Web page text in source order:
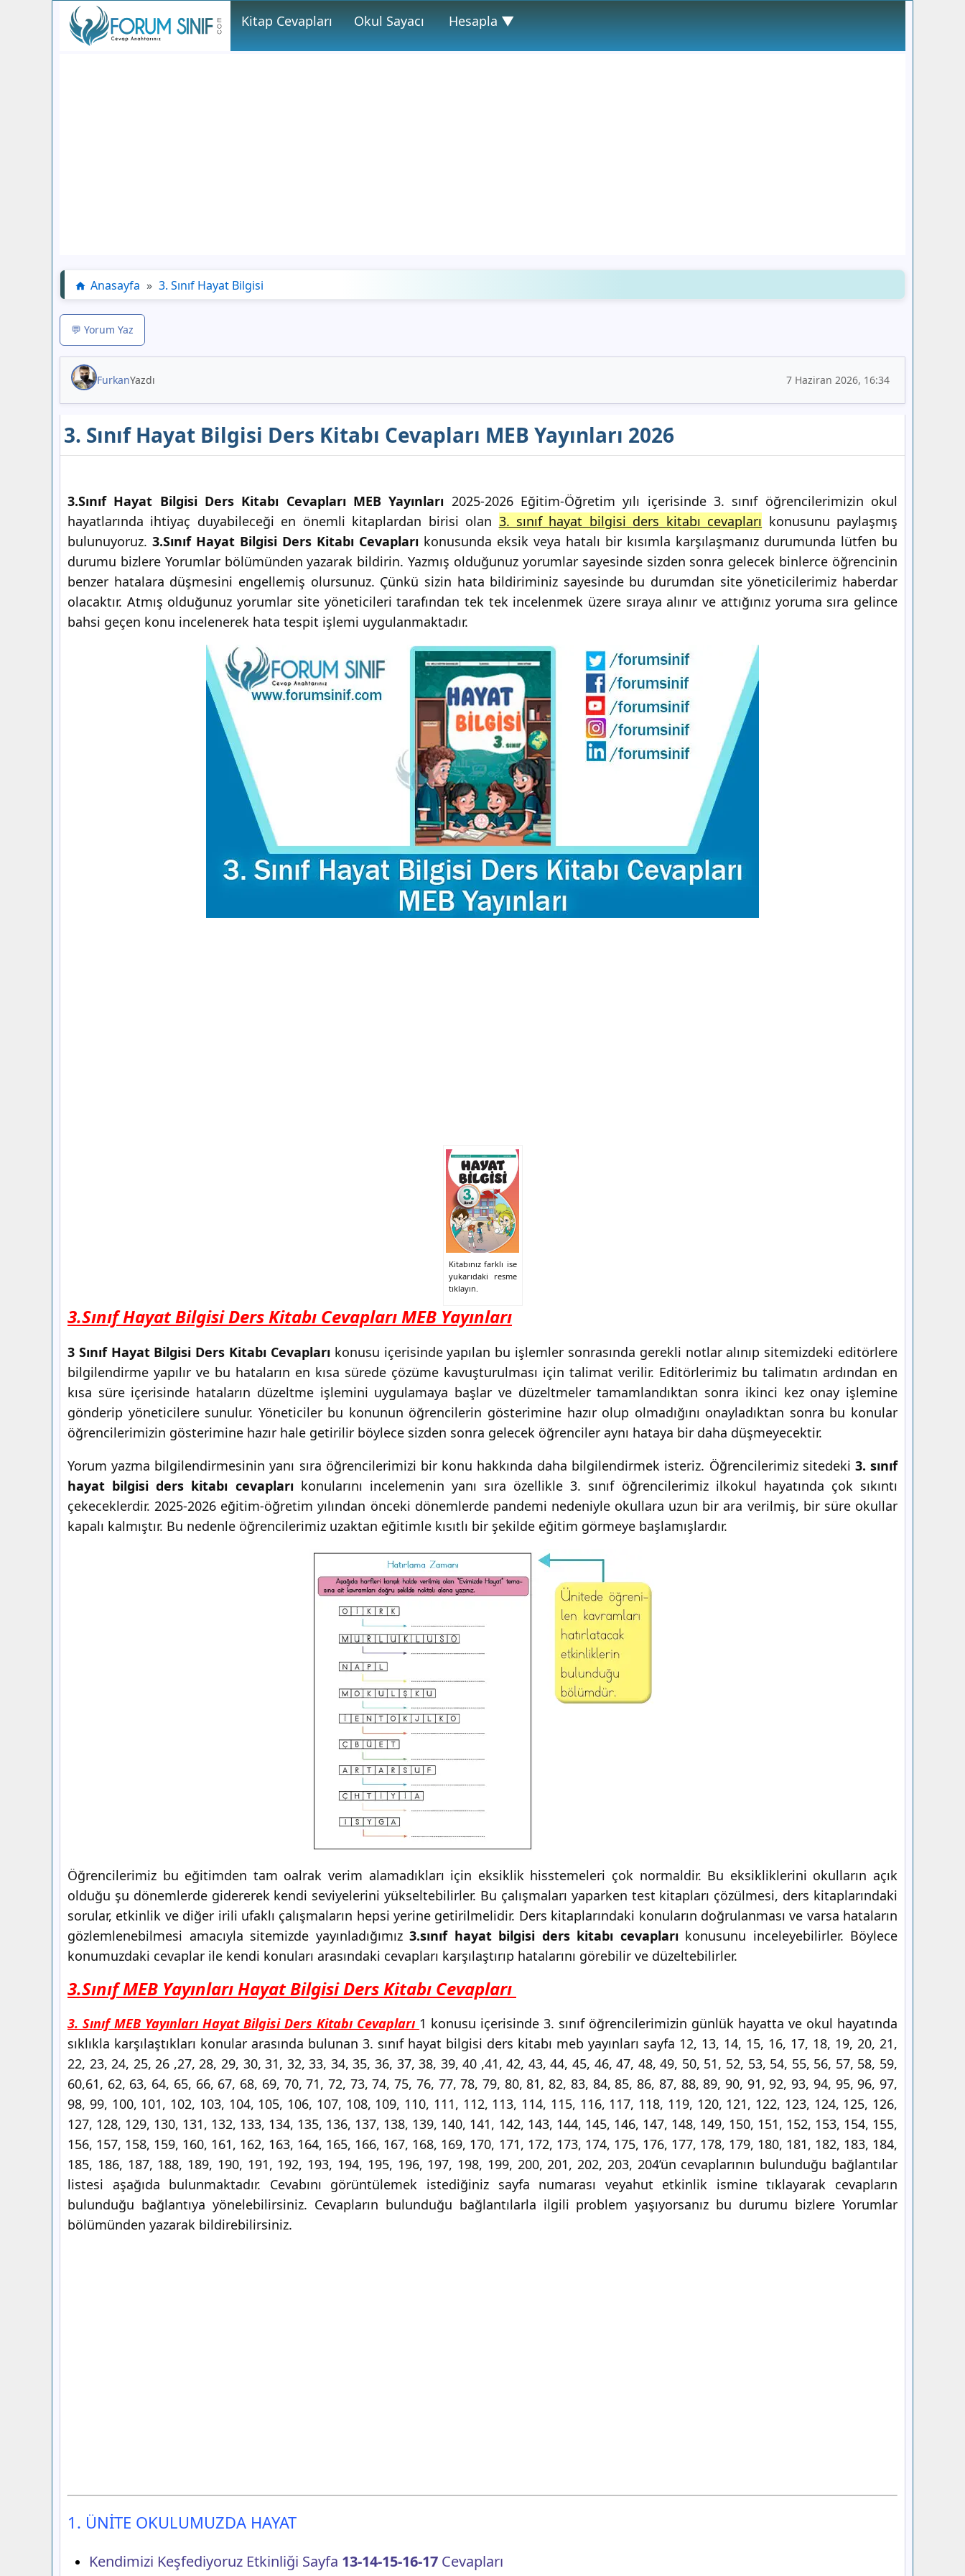
Kitap Cevapları Okul Sayacı Hesapla ▼
Anasayfa » 3. Sınıf Hayat Bilgisi
💬 Yorum Yaz
FurkanYazdı 7 Haziran 2026, 16:34
3. Sınıf Hayat Bilgisi Ders Kitabı Cevapları MEB Yayınları 2026
3.Sınıf Hayat Bilgisi Ders Kitabı Cevapları MEB Yayınları 2025-2026 Eğitim-Öğretim yılı içerisinde 3. sınıf öğrencilerimizin okul
hayatlarında ihtiyaç duyabileceği en önemli kitaplardan birisi olan 3. sınıf hayat bilgisi ders kitabı cevapları konusunu paylaşmış
bulunuyoruz. 3.Sınıf Hayat Bilgisi Ders Kitabı Cevapları konusunda eksik veya hatalı bir kısımla karşılaşmanız durumunda lütfen bu
durumu bizlere Yorumlar bölümünden yazarak bildirin. Yazmış olduğunuz yorumlar sayesinde sizden sonra gelecek binlerce öğrencinin
benzer hatalara düşmesini engellemiş olursunuz. Çünkü sizin hata bildiriminiz sayesinde bu durumdan site yöneticilerimiz haberdar
olacaktır. Atmış olduğunuz yorumlar site yöneticileri tarafından tek tek incelenmek üzere sıraya alınır ve attığınız yoruma sıra gelince
bahsi geçen konu incelenerek hata tespit işlemi uygulanmaktadır.
Kitabınız farklı ise
yukarıdaki resme
tıklayın.
3.Sınıf Hayat Bilgisi Ders Kitabı Cevapları MEB Yayınları
3 Sınıf Hayat Bilgisi Ders Kitabı Cevapları konusu içerisinde yapılan bu işlemler sonrasında gerekli notlar alınıp sitemizdeki editörlere
bilgilendirme yapılır ve bu hataların en kısa sürede çözüme kavuşturulması için talimat verilir. Editörlerimiz bu talimatın ardından en
kısa süre içerisinde hataların düzeltme işlemini uygulamaya başlar ve düzeltmeler tamamlandıktan sonra ikinci kez onay işlemine
gönderip yöneticilere sunulur. Yöneticiler bu konunun öğrencilerin gösterimine hazır olup olmadığını onayladıktan sonra bu konular
öğrencilerimizin gösterimine hazır hale getirilir böylece sizden sonra gelecek öğrenciler aynı hataya bir daha düşmeyecektir.
Yorum yazma bilgilendirmesinin yanı sıra öğrencilerimizi bir konu hakkında daha bilgilendirmek isteriz. Öğrencilerimiz sitedeki 3. sınıf
hayat bilgisi ders kitabı cevapları konularını incelemenin yanı sıra özellikle 3. sınıf öğrencilerimiz ilkokul hayatında çok sıkıntı
çekeceklerdir. 2025-2026 eğitim-öğretim yılından önceki dönemlerde pandemi nedeniyle okullara uzun bir ara verilmiş, bir süre okullar
kapalı kalmıştır. Bu nedenle öğrencilerimiz uzaktan eğitimle kısıtlı bir şekilde eğitim görmeye başlamışlardır.
Öğrencilerimiz bu eğitimden tam oalrak verim alamadıkları için eksiklik hisstemeleri çok normaldir. Bu eksikliklerini okulların açık
olduğu şu dönemlerde gidererek kendi seviyelerini yükseltebilirler. Bu çalışmaları yaparken test kitapları çözülmesi, ders kitaplarındaki
sorular, etkinlik ve diğer irili ufaklı çalışmaların hepsi yerine getirilmelidir. Ders kitaplarındaki konuların doğrulanması ve varsa hataların
gözlemlenebilmesi amacıyla sitemizde yayınladığımız3.sınıf hayat bilgisi ders kitabı cevapları konusunu inceleyebilirler. Böylece
konumuzdaki cevaplar ile kendi konuları arasındaki cevapları karşılaştırıp hatalarını görebilir ve düzeltebilirler.
3.Sınıf MEB Yayınları Hayat Bilgisi Ders Kitabı Cevapları
3. Sınıf MEB Yayınları Hayat Bilgisi Ders Kitabı Cevapları 1 konusu içerisinde 3. sınıf öğrencilerimizin günlük hayatta ve okul hayatında
sıklıkla karşılaştıkları konular arasında bulunan 3. sınıf hayat bilgisi ders kitabı meb yayınları sayfa 12, 13, 14, 15, 16, 17, 18, 19, 20, 21,
22, 23, 24, 25, 26 ,27, 28, 29, 30, 31, 32, 33, 34, 35, 36, 37, 38, 39, 40 ,41, 42, 43, 44, 45, 46, 47, 48, 49, 50, 51, 52, 53, 54, 55, 56, 57, 58, 59,
60,61, 62, 63, 64, 65, 66, 67, 68, 69, 70, 71, 72, 73, 74, 75, 76, 77, 78, 79, 80, 81, 82, 83, 84, 85, 86, 87, 88, 89, 90, 91, 92, 93, 94, 95, 96, 97,
98, 99, 100, 101, 102, 103, 104, 105, 106, 107, 108, 109, 110, 111, 112, 113, 114, 115, 116, 117, 118, 119, 120, 121, 122, 123, 124, 125, 126,
127, 128, 129, 130, 131, 132, 133, 134, 135, 136, 137, 138, 139, 140, 141, 142, 143, 144, 145, 146, 147, 148, 149, 150, 151, 152, 153, 154, 155,
156, 157, 158, 159, 160, 161, 162, 163, 164, 165, 166, 167, 168, 169, 170, 171, 172, 173, 174, 175, 176, 177, 178, 179, 180, 181, 182, 183, 184,
185, 186, 187, 188, 189, 190, 191, 192, 193, 194, 195, 196, 197, 198, 199, 200, 201, 202, 203, 204’ün cevaplarının bulunduğu bağlantılar
listesi aşağıda bulunmaktadır. Cevabını görüntülemek istediğiniz sayfa numarası veyahut etkinlik ismine tıklayarak cevapların
bulunduğu bağlantıya yönelebilirsiniz. Cevapların bulunduğu bağlantılarla ilgili problem yaşıyorsanız bu durumu bizlere Yorumlar
bölümünden yazarak bildirebilirsiniz.
1. ÜNİTE OKULUMUZDA HAYAT
Kendimizi Keşfediyoruz Etkinliği Sayfa 13-14-15-16-17 Cevapları